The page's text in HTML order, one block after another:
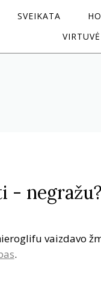
SVEIKATA
VIRTUVĖ
-
vaizdavo
.